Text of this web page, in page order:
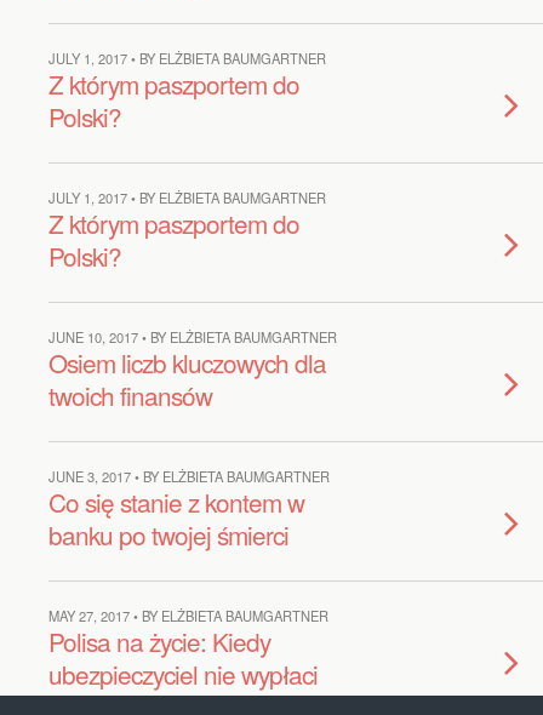
JULY 1, 2017 • BY ELŻBIETA BAUMGARTNER
Z którym paszportem do
Polski?
JULY 1, 2017 • BY ELŻBIETA BAUMGARTNER
Z którym paszportem do
Polski?
JUNE 10, 2017 • BY ELŻBIETA BAUMGARTNER
Osiem liczb kluczowych dla
twoich finansów
JUNE 3, 2017 • BY ELŻBIETA BAUMGARTNER
Co się stanie z kontem w
banku po twojej śmierci
MAY 27, 2017 • BY ELŻBIETA BAUMGARTNER
Polisa na życie: Kiedy
ubezpieczyciel nie wypłaci